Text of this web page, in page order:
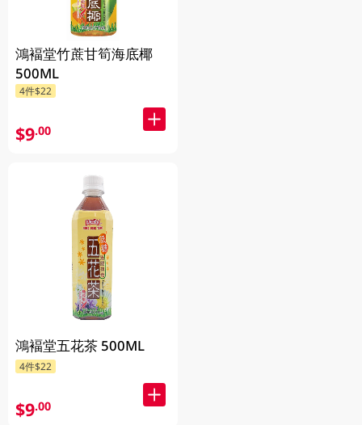
鴻褔堂竹蔗甘筍海底椰
500ML
4件$22
$9.00
鴻褔堂五花茶 500ML
4件$22
$9.00